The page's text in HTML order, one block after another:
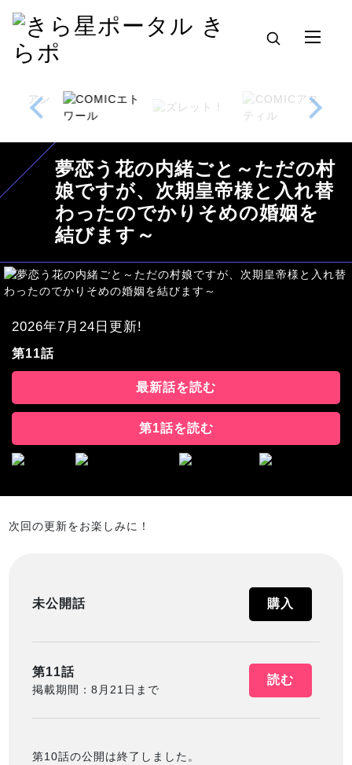
夢恋う花の内緒ごと～ただの村
娘ですが、次期皇帝様と入れ替
わったのでかりそめの婚姻を
結びます～
2026年7月24日更新!
第11話
最新話を読む
第1話を読む
次回の更新をお楽しみに！
未公開話 購入
第11話
掲載期間：8月21日まで
読む
第10話の公開は終了しました。